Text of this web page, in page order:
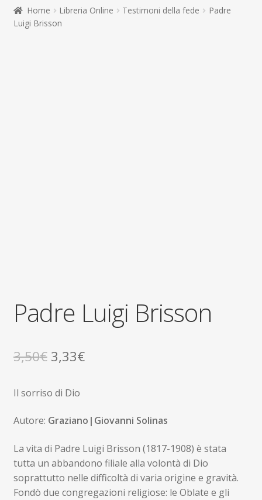
Contatti
Home Libreria Online Testimoni della fede
Padre
Luigi Brisson
Padre Luigi Brisson
3,50€ Il
originale
era:
3,33€Il
è:
Il sorriso di Dio
Autore: Graziano|Giovanni Solinas
La vita di Padre Luigi Brisson (1817-1908) è stata
tutta un abbandono filiale alla volontà di Dio
soprattutto nelle difficoltà di varia origine e gravità.
Fondò due congregazioni religiose: le Oblate e gli